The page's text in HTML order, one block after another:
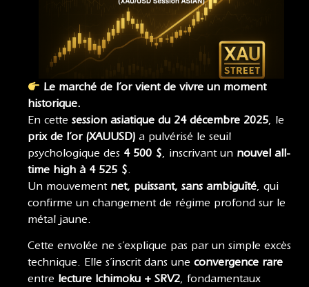
Le marché de l’or vient de vivre un moment
historique.
En cette session asiatique du 24 décembre 2025, le
prix de l’or (XAUUSD) a pulvérisé le seuil
psychologique des 4 500 $, inscrivant un nouvel all-
time high à 4 525 $.
Un mouvement net, puissant, sans ambiguïté, qui
confirme un changement de régime profond sur le
métal jaune.
Cette envolée ne s’explique pas par un simple excès
technique. Elle s’inscrit dans une convergence rare
entre lecture Ichimoku + SRV2, fondamentaux